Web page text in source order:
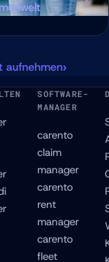
aufnehmen
SOFTWARE-
MANAGER
carento
claim
manager
carento
rent
manager
carento
fleet